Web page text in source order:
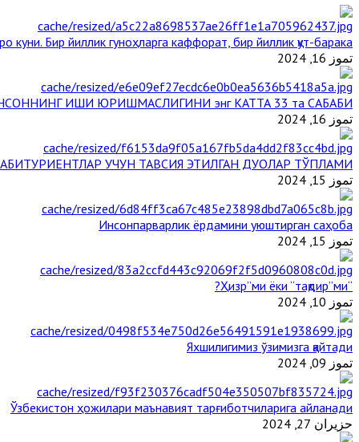
куни. Бир йиллик гуноҳларга каффорат, бир йиллик қут-барака
تموز 16, 2024
ИШИ ЮРИШМАСЛИГИНИ энг КАТТА 33 та САБАБИ
تموز 16, 2024
АБИТУРИЕНТЛАР УЧУН ТАВСИЯ ЭТИЛГАН ДУОЛАР ТЎПЛАМИ
تموز 15, 2024
Инсонпарварлик ёрдамини уюштирган саҳоба
تموز 15, 2024
“Ҳизр”ми ёки “тақдир”ми?
تموز 10, 2024
Яхшилигимиз ўзимизга қайтади
تموز 09, 2024
Ўзбекистон ҳожилари маънавият тарғиботчиларига айланади
حزيران 27, 2024